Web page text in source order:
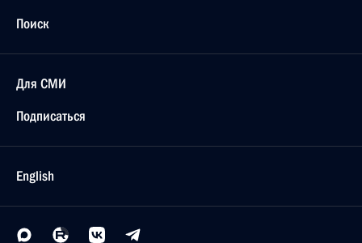
Поиск
Для СМИ
Подписаться
English